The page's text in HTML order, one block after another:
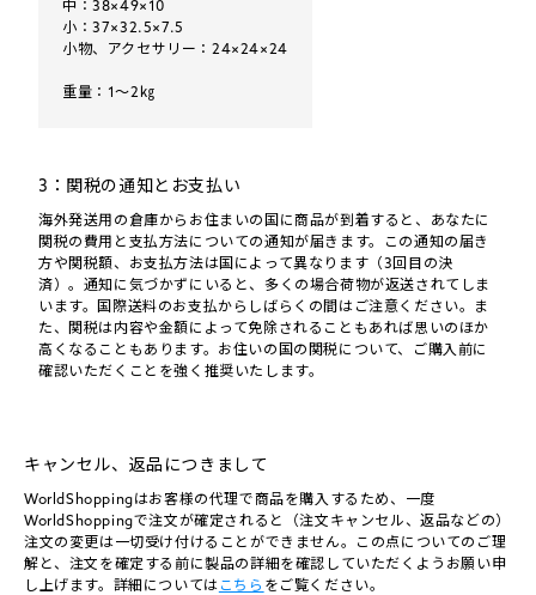
中：38×49×10
小：37×32.5×7.5
小物、アクセサリー：24×24×24
重量：1～2㎏
3：関税の通知とお支払い
海外発送用の倉庫からお住まいの国に商品が到着すると、あなたに
関税の費用と支払方法についての通知が届きます。この通知の届き
方や関税額、お支払方法は国によって異なります（3回目の決
済）。通知に気づかずにいると、多くの場合荷物が返送されてしま
います。国際送料のお支払からしばらくの間はご注意ください。ま
た、関税は内容や金額によって免除されることもあれば思いのほか
高くなることもあります。お住いの国の関税について、ご購入前に
確認いただくことを強く推奨いたします。
キャンセル、返品につきまして
WorldShoppingはお客様の代理で商品を購入するため、一度
WorldShoppingで注文が確定されると（注文キャンセル、返品などの）
注文の変更は一切受け付けることができません。この点についてのご理
解と、注文を確定する前に製品の詳細を確認していただくようお願い申
し上げます。詳細については こちら をご覧ください。